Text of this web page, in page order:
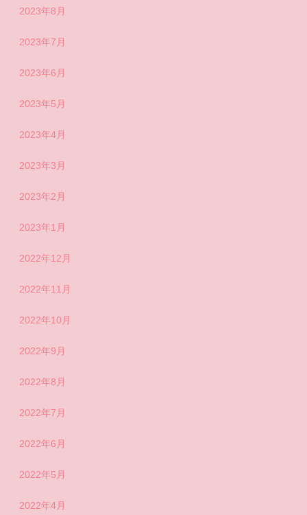
2023年8月
2023年7月
2023年6月
2023年5月
2023年4月
2023年3月
2023年2月
2023年1月
2022年12月
2022年11月
2022年10月
2022年9月
2022年8月
2022年7月
2022年6月
2022年5月
2022年4月